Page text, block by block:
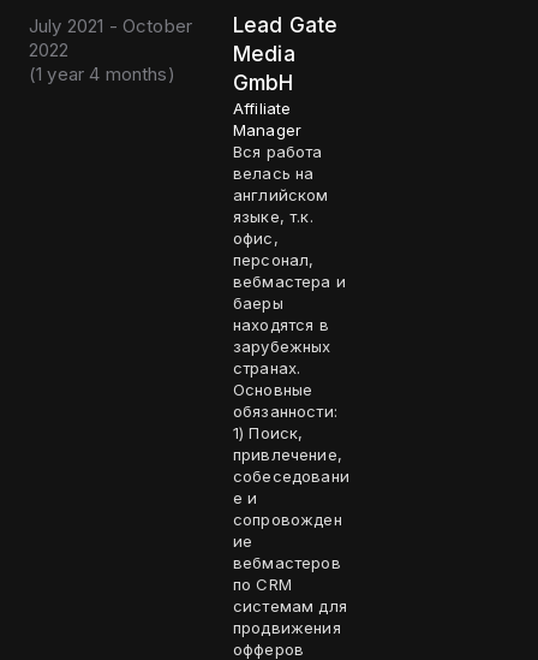
July 2021 - October
2022
(1 year 4 months)
Lead Gate
Media
GmbH
Affiliate
Manager
Вся работа
велась на
английском
языке, т.к.
офис,
персонал,
вебмастера и
баеры
находятся в
зарубежных
странах.
Основные
обязанности:
1) Поиск,
привлечение,
собеседовани
е и
сопровожден
ие
вебмастеров
по CRM
системам для
продвижения
офферов